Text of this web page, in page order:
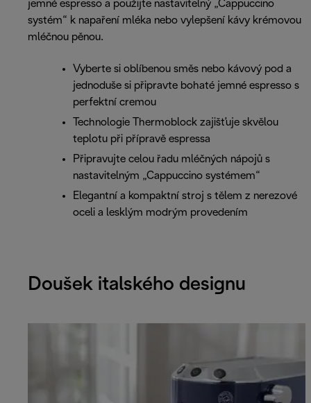
jemné espresso a použijte nastavitelný „Cappuccino
systém“ k napaření mléka nebo vylepšení kávy krémovou
mléčnou pěnou.
Vyberte si oblíbenou směs nebo kávový pod a
jednoduše si připravte bohaté jemné espresso s
perfektní cremou
Technologie Thermoblock zajišťuje skvělou
teplotu při přípravě espressa
Připravujte celou řadu mléčných nápojů s
nastavitelným „Cappuccino systémem“
Elegantní a kompaktní stroj s tělem z nerezové
oceli a lesklým modrým provedením
Doušek italského designu